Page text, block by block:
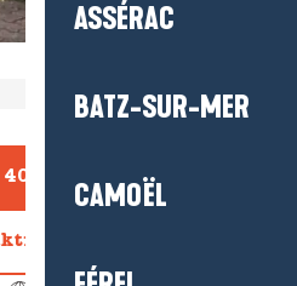
ASSÉRAC
BATZ-SUR-MER
CAMOËL
& Kontaktdaten
40 62 87
Sie uns